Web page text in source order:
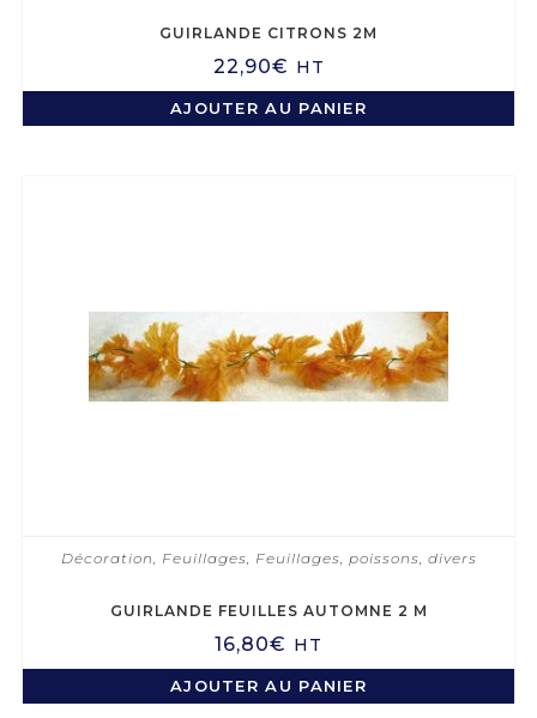
GUIRLANDE CITRONS 2M
22,90€ HT
AJOUTER AU PANIER
Décoration, Feuillages, Feuillages, poissons, divers
GUIRLANDE FEUILLES AUTOMNE 2 M
16,80€ HT
AJOUTER AU PANIER